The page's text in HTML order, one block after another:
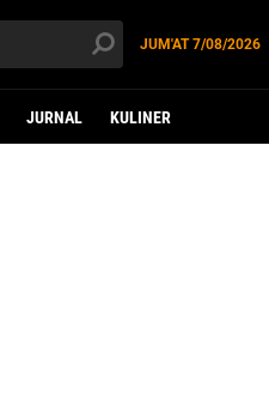
JUM'AT7/08/2026
JURNAL KULINER